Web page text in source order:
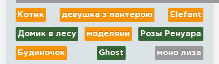
Котик дєвушка з пантерою Elefant
Домик в лесу моделяни Розы Ренуара
Будиночок Ghost моно лиза